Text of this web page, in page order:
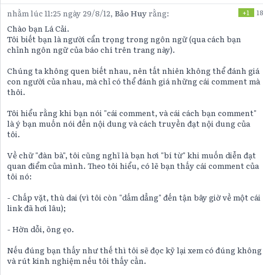
nhằm lúc 11:25 ngày 29/8/12, Bảo Huyrằng: +1 18
Chào bạn Lá Cải.
Tôi biết bạn là người cẩn trọng trong ngôn ngữ (qua cách bạn
chỉnh ngôn ngữ của báo chí trên trang này).
Chúng ta không quen biết nhau, nên tất nhiên không thể đánh giá
con người của nhau, mà chỉ có thể đánh giá những cái comment mà
thôi.
Tôi hiểu rằng khi bạn nói "cái comment, và cái cách bạn comment"
là ý bạn muốn nói đến nội dung và cách truyền đạt nội dung của
tôi.
Về chữ "đàn bà", tôi cũng nghĩ là bạn hơi "bí từ" khi muốn diễn đạt
quan điểm của mình. Theo tôi hiểu, có lẽ bạn thấy cái comment của
tôi nó:
- Chấp vặt, thù dai (vì tôi còn "dấm dẳng" đến tận bây giờ về một cái
link đã hơi lâu);
- Hờn dỗi, õng ẹo.
Nếu đúng bạn thấy như thế thì tôi sẽ đọc kỹ lại xem có đúng không
và rút kinh nghiệm nếu tôi thấy cần.